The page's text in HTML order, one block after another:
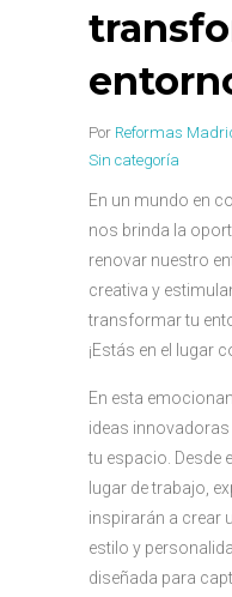
Por Reformas
Sin categoría
En un mundo en
nos brinda la
renovar nuestro
creativa y
transformar tu
¡Estás en el lugar
En esta
ideas
tu espacio. Desde
lugar de trabajo,
inspirarán a crear
estilo y
diseñada para